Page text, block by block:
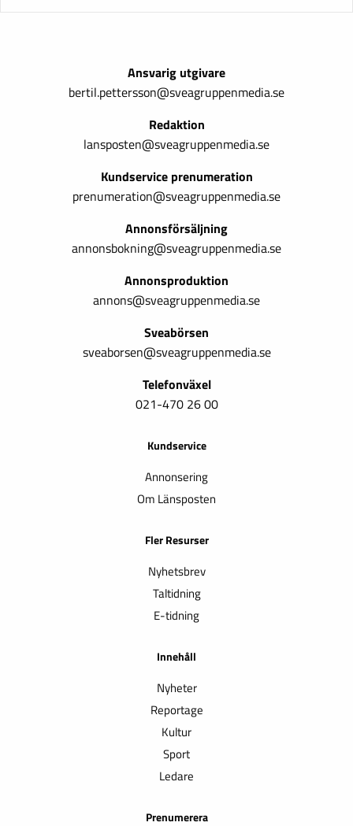
Ansvarig utgivare
bertil.pettersson@sveagruppenmedia.se
Redaktion
lansposten@sveagruppenmedia.se
Kundservice prenumeration
prenumeration@sveagruppenmedia.se
Annonsförsäljning
annonsbokning@sveagruppenmedia.se
Annonsproduktion
annons@sveagruppenmedia.se
Sveabörsen
sveaborsen@sveagruppenmedia.se
Telefonväxel
021-470 26 00
Kundservice
Annonsering
Om Länsposten
Fler Resurser
Nyhetsbrev
Taltidning
E-tidning
Innehåll
Nyheter
Reportage
Kultur
Sport
Ledare
Prenumerera